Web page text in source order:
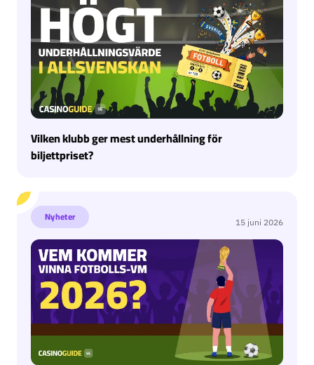
Vilken klubb ger mest underhållning för
biljettpriset?
Vem vinner Fotbolls-VM 2026
Nyheter 15 juni 2026